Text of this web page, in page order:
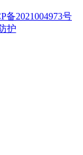
备2021004973号
护